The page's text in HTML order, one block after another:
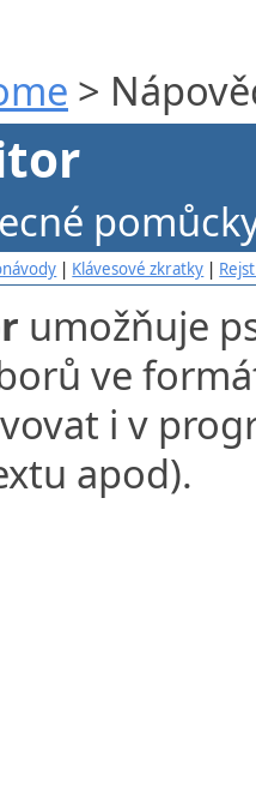
>
| Klávesové zkratky |
umožňuje
ve
i v
apod).